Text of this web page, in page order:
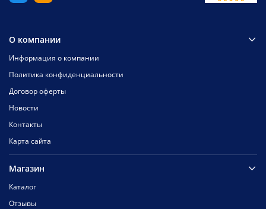
О компании
Информация о компании
Политика конфиденциальности
Договор оферты
Новости
Контакты
Карта сайта
Магазин
Каталог
Отзывы